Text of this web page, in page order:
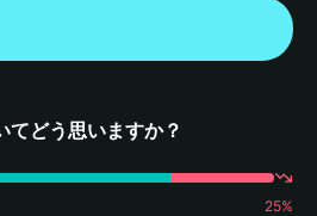
てどう思いますか？
25%